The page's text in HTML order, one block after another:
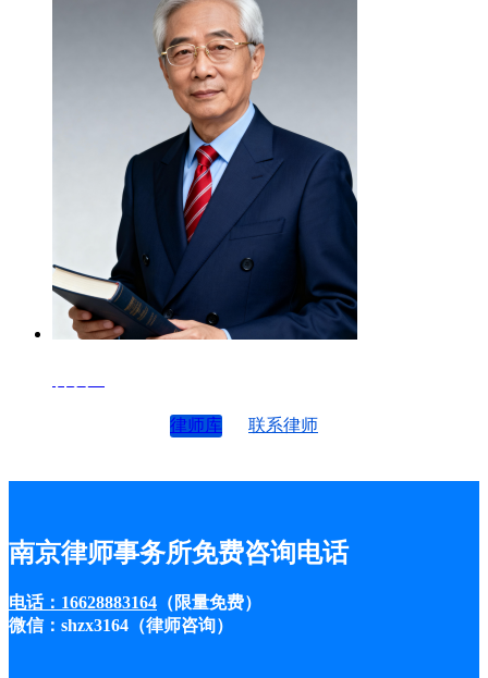
律师库 联系律师
南京律师事务所免费咨询电话
电话：16628883164 （限量免费）
微信：shzx3164（律师咨询）